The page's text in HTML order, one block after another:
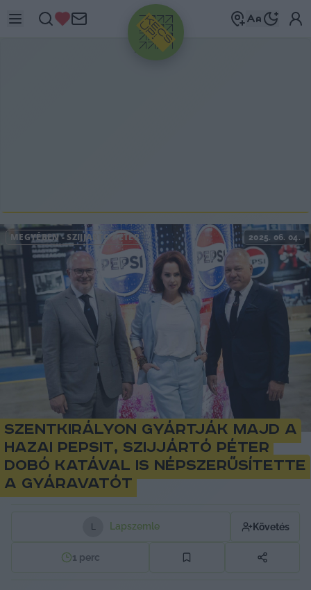
HIRDETÉS
MEGYÉBEN-SZÍJJÁRTÓ PÉTER 2025. 06. 04.
Szentkirályon gyártják majd a
hazai Pepsit, Szijjártó Péter
Dobó Katával is népszerűsítette
a gyáravatót
L Lapszemle Követés
1 perc